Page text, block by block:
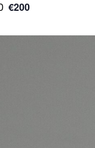
€200